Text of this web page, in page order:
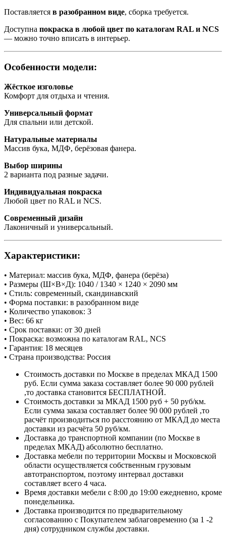
Поставляется в разобранном виде, сборка требуется.
Доступна покраска в любой цвет по каталогам RAL и NCS
— можно точно вписать в интерьер.
Особенности модели:
Жёсткое изголовье
Комфорт для отдыха и чтения.
Универсальный формат
Для спальни или детской.
Натуральные материалы
Массив бука, МДФ, берёзовая фанера.
Выбор ширины
2 варианта под разные задачи.
Индивидуальная покраска
Любой цвет по RAL и NCS.
Современный дизайн
Лаконичный и универсальный.
Характеристики:
• Материал: массив бука, МДФ, фанера (берёза)
• Размеры (Ш×В×Д): 1040 / 1340 × 1240 × 2090 мм
• Стиль: современный, скандинавский
• Форма поставки: в разобранном виде
• Количество упаковок: 3
• Вес: 66 кг
• Срок поставки: от 30 дней
• Покраска: возможна по каталогам RAL, NCS
• Гарантия: 18 месяцев
• Страна производства: Россия
Стоимость доставки по Москве в пределах МКАД 1500
руб. Если сумма заказа составляет более 90 000 рублей
,то доставка становится БЕСПЛАТНОЙ.
Стоимость доставки за МКАД 1500 руб + 50 руб/км.
Если сумма заказа составляет более 90 000 рублей ,то
расчёт производиться по расстоянию от МКАД до места
доставки из расчёта 50 руб/км.
Доставка до транспортной компании (по Москве в
пределах МКАД) абсолютно бесплатно.
Доставка мебели по территории Москвы и Московской
области осуществляется собственным грузовым
автотранспортом, поэтому интервал доставки
составляет всего 4 часа.
Время доставки мебели с 8:00 до 19:00 ежедневно, кроме
понедельника.
Доставка производится по предварительному
согласованию с Покупателем заблаговременно (за 1 -2
дня) сотрудником службы доставки.